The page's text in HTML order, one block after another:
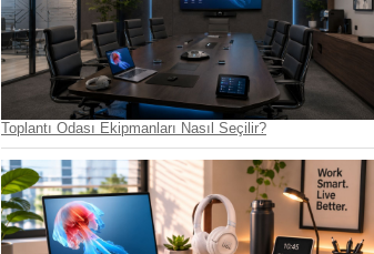
Toplantı Odası Ekipmanları Nasıl Seçilir?